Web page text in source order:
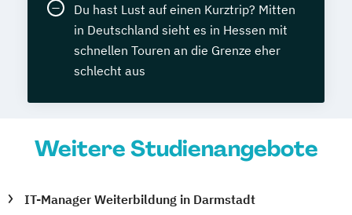
Du hast Lust auf einen Kurztrip? Mitten
in Deutschland sieht es in Hessen mit
schnellen Touren an die Grenze eher
schlecht aus
Weitere Studienangebote
IT-Manager Weiterbildung in Darmstadt